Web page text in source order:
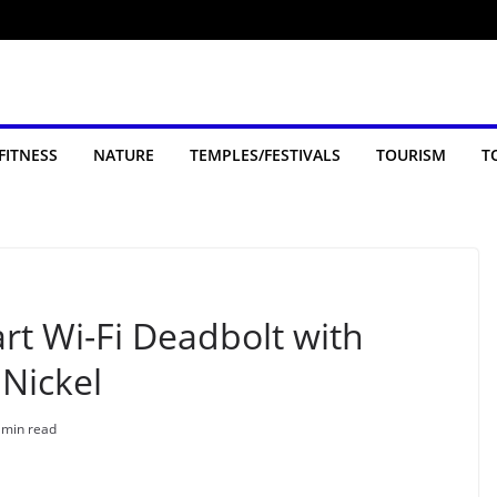
NATURE TEMPLES/FESTIVALS TOURISM
Wi-Fi Deadbolt with
read